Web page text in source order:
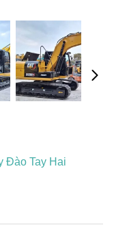
Đào Tay Hai